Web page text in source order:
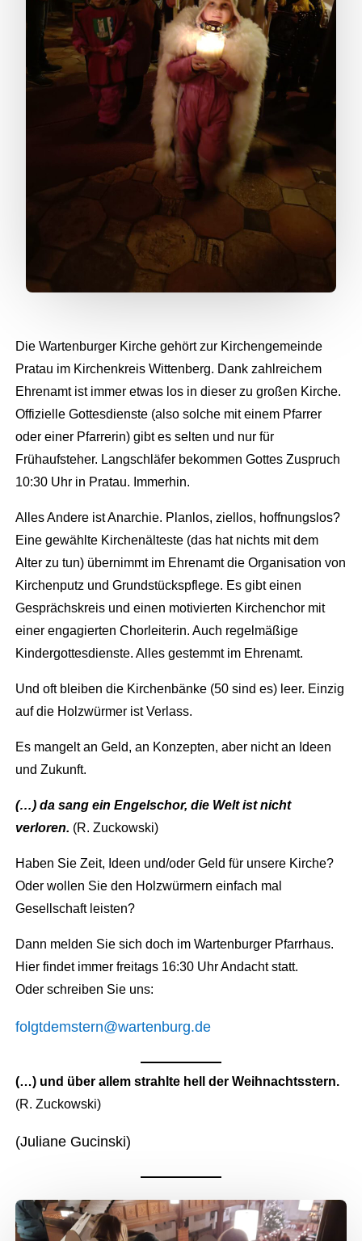
Die Wartenburger Kirche gehört zur Kirchengemeinde
Pratau im Kirchenkreis Wittenberg. Dank zahlreichem
Ehrenamt ist immer etwas los in dieser zu großen Kirche.
Offizielle Gottesdienste (also solche mit einem Pfarrer
oder einer Pfarrerin) gibt es selten und nur für
Frühaufsteher. Langschläfer bekommen Gottes Zuspruch
10:30 Uhr in Pratau. Immerhin.
Alles Andere ist Anarchie. Planlos, ziellos, hoffnungslos?
Eine gewählte Kirchenälteste (das hat nichts mit dem
Alter zu tun) übernimmt im Ehrenamt die Organisation von
Kirchenputz und Grundstückspflege. Es gibt einen
Gesprächskreis und einen motivierten Kirchenchor mit
einer engagierten Chorleiterin. Auch regelmäßige
Kindergottesdienste. Alles gestemmt im Ehrenamt.
Und oft bleiben die Kirchenbänke (50 sind es) leer. Einzig
auf die Holzwürmer ist Verlass.
Es mangelt an Geld, an Konzepten, aber nicht an Ideen
und Zukunft.
(…) da sang ein Engelschor, die Welt ist nicht
verloren. (R. Zuckowski)
Haben Sie Zeit, Ideen und/oder Geld für unsere Kirche?
Oder wollen Sie den Holzwürmern einfach mal
Gesellschaft leisten?
Dann melden Sie sich doch im Wartenburger Pfarrhaus.
Hier findet immer freitags 16:30 Uhr Andacht statt.
Oder schreiben Sie uns:
folgtdemstern@wartenburg.de
(…) und über allem strahlte hell der Weihnachtsstern.
(R. Zuckowski)
(Juliane Gucinski)